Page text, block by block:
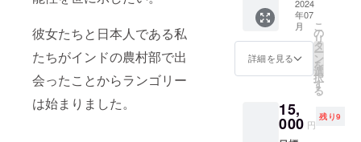
彼女たちと日本人である私
たちがインドの農村部で出
会ったことからランゴリー
は始まりました。
Sun
Cafe
Paradis
島 神奈
川県藤
<開催日
時>
7/20
届けの
ラベル
に表記
す。商
品開封
届けの
リター
ンに貼
ヨガ45
min チ
ケット
⑤RAN
GORIE
ForDiL
公式サ
りでヨ
ガ等の
フィッ
トネス
にも最
す。ポ
ケット
があり
¥15,000
シュッ
と絞っ
た裾は
しめ付
けもな
を上げ
てもめ
くれま
2024
年07
月
詳細を見る
こ
の
リ
タ
ー
ン
を
選
択
す
る
15,
000 円
残り9